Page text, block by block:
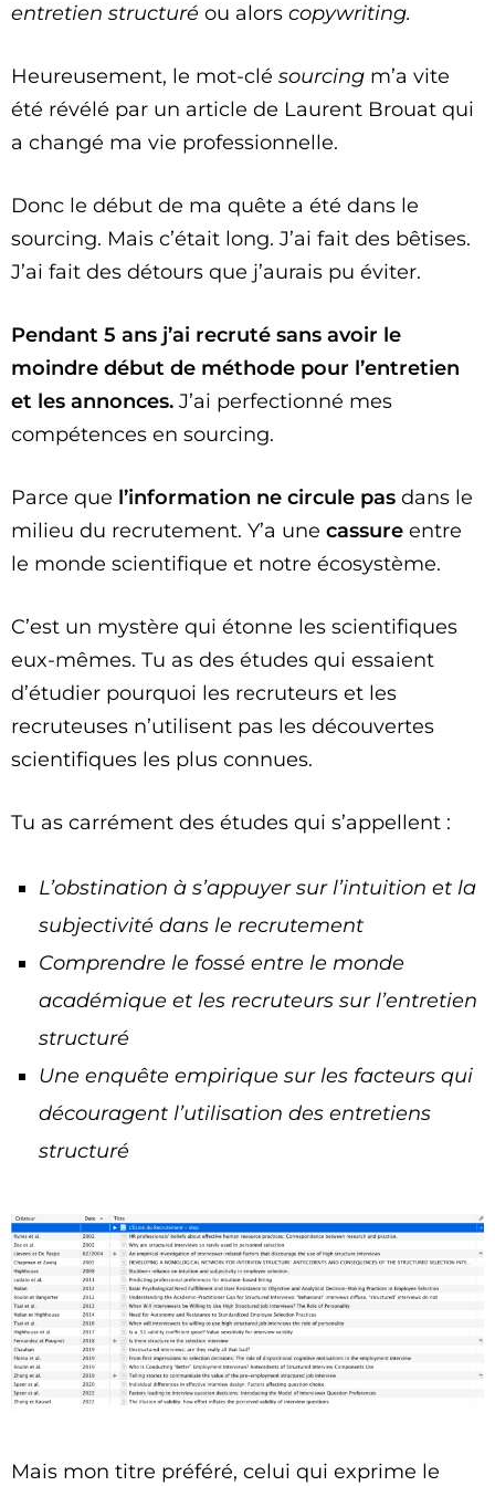
entretien structuré ou alors copywriting.
Heureusement, le mot-clé sourcing m’a vite
été révélé par un article de Laurent Brouat qui
a changé ma vie professionnelle.
Donc le début de ma quête a été dans le
sourcing. Mais c’était long. J’ai fait des bêtises.
J’ai fait des détours que j’aurais pu éviter.
Pendant 5 ans j’ai recruté sans avoir le
moindre début de méthode pour l’entretien
et les annonces. J’ai perfectionné mes
compétences en sourcing.
Parce que l’information ne circule pas dans le
milieu du recrutement. Y’a une cassure entre
le monde scientifique et notre écosystème.
C’est un mystère qui étonne les scientifiques
eux-mêmes. Tu as des études qui essaient
d’étudier pourquoi les recruteurs et les
recruteuses n’utilisent pas les découvertes
scientifiques les plus connues.
Tu as carrément des études qui s’appellent :
L’obstination à s’appuyer sur l’intuition et la
subjectivité dans le recrutement
Comprendre le fossé entre le monde
académique et les recruteurs sur l’entretien
structuré
Une enquête empirique sur les facteurs qui
découragent l’utilisation des entretiens
structuré
Mais mon titre préféré, celui qui exprime le